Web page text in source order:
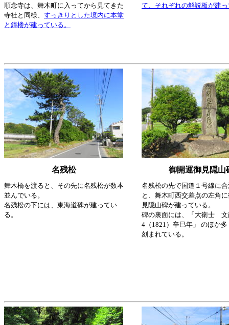
順念寺は、舞木町に入ってから見てきた
寺社と同様、 すっきりとした境内に本堂
と鐘楼が建っている。
て、それぞれの解説板が建
名残松 御開運御見隠山
舞木橋を渡ると、その先に名残松が数本
並んでいる。
名残松の下には、東海道碑が建ってい
る。
名残松の先で国道１号線に
と、舞木町西交差点の左角
見隠山碑が建っている。
碑の裏面には、「大衛士 文
4（1821）辛巳年」 のほか
刻まれている。